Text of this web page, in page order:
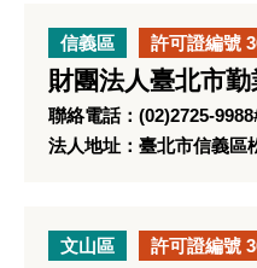
信義區 許可證編號
財團法人臺北市
聯絡電話：(02)2725-
法人地址：臺北市信義區
文山區 許可證編號